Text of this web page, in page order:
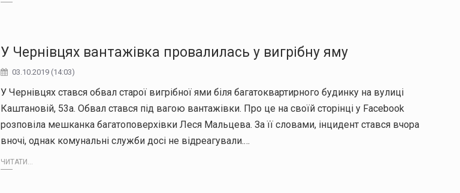
У Чернівцях вантажівка провалилась у вигрібну яму
03.10.2019 (14:03)
У Чернівцях стався обвал старої вигрібної ями біля багатоквартирного будинку на вулиці
Каштановій, 53а. Обвал стався під вагою вантажівки. Про це на своїй сторінці у Facebook
розповіла мешканка багатоповерхівки Леся Мальцева. За її словами, інцидент стався вчора
вночі, однак комунальні служби досі не відреагували.…
ЧИТАТИ...